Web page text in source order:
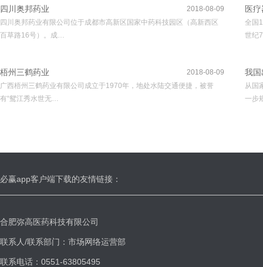
2018-08-09
四川奥邦药业
四川奥邦药业有限公司位于成都市高新区国家中药科技园区（高新西区
百草路16号）。成…
2018-08-09
梧州三鹤药业
广西梧州三鹤药业有限公司成立于1970年，地处水陆交通便捷，被誉
有“鸳江秀水世无…
医
全国
世纪
我国
从国
一步
必赢app客户端下载的友情链接：
合肥弥高医药科技有限公司
联系人/联系部门：市场网络运营部
联系电话：0551-63805495